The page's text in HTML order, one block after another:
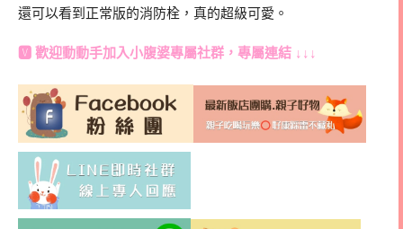
還可以看到正常版的消防栓，真的超級可愛。
🆅 歡迎動動手加入小腹婆專屬社群 ，專屬連結 ↓↓↓